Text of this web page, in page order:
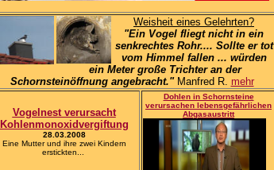
Weisheit eines Gelehrten?
"Ein Vogel fliegt nicht in ein
senkrechtes Rohr.... Sollte er tot
vom Himmel fallen ... würden
ein Meter große Trichter an der
Schornsteinöffnung angebracht."Manfred R. mehr
Vogelnest verursacht
Kohlenmonoxidvergiftung
28.03.2008
Eine Mutter und ihre zwei Kindern
erstickten...
Dohlen in Schornsteine
verursachen lebensgefährlichen
Abgasaustritt